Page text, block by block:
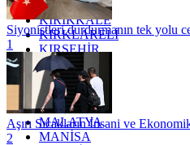
KAYSERİ
KIRIKKALE
KIRKLARELİ
KIRŞEHİR
KOCAELİ
KONYA
KÜTAHYA
KİLİS
MALATYA
MANİSA
Siyonistleri durdurmanın tek yolu
1
Aşırı Sıcakların İnsani ve
2